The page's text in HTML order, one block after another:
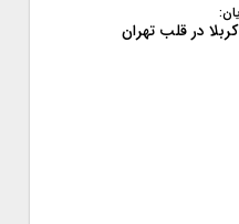
در قلب تهران